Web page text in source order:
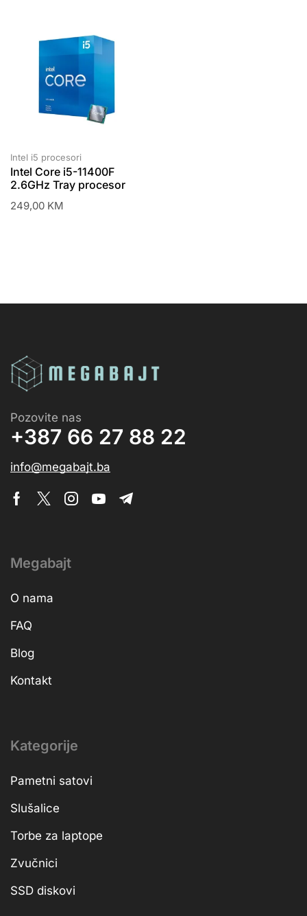
Intel i5 procesori
Intel Core i5-11400F
2.6GHz Tray procesor
249,00 KM
Pozovite nas
+387 66 27 88 22
info@megabajt.ba
Megabajt
O nama
FAQ
Blog
Kontakt
Kategorije
Pametni satovi
Slušalice
Torbe za laptope
Zvučnici
SSD diskovi